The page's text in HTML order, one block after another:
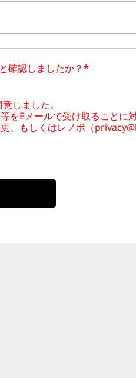
確認しましたか？*
しました。
Eメールで受け取ることに
、もしくはレノボ （